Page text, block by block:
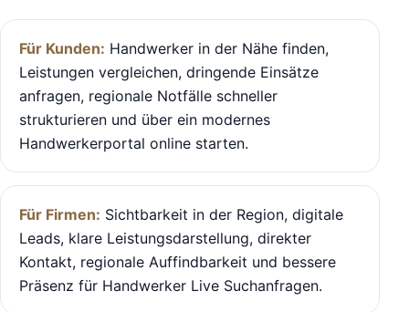
Für Kunden: Handwerker in der Nähe finden,
Leistungen vergleichen, dringende Einsätze
anfragen, regionale Notfälle schneller
strukturieren und über ein modernes
Handwerkerportal online starten.
Für Firmen: Sichtbarkeit in der Region, digitale
Leads, klare Leistungsdarstellung, direkter
Kontakt, regionale Auffindbarkeit und bessere
Präsenz für Handwerker Live Suchanfragen.